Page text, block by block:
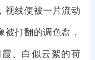
视线便被一片流动
打翻的调色盘，
、白似云絮的荷